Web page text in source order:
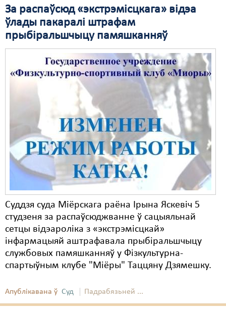
За распаўсюд «экстрэмісцкага» відэа
ўлады пакаралі штрафам
прыбіральшчыцу памяшканняў
Суддзя суда Міёрскага раёна Ірына Яскевіч 5
студзеня за распаўсюджванне ў сацыяльнай
сетцы відэароліка з «экстрэмісцкай»
інфармацыяй аштрафавала прыбіральшчыцу
службовых памяшканняў у Фізкультурна-
спартыўным клубе "Міёры" Таццяну Дзямешку.
Апублікавана ў Суд Падрабязьней ...
Правы працоўных
Сацыяльныя правы